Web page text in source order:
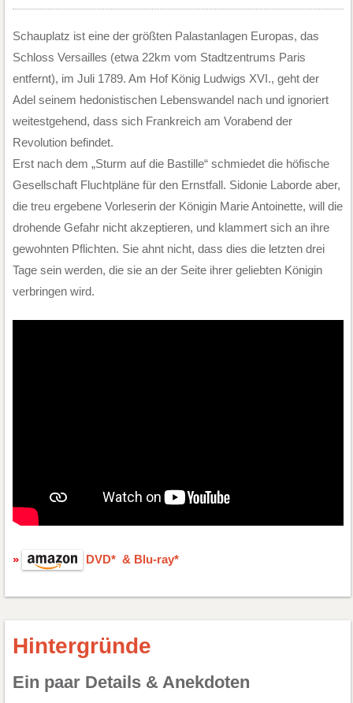
Schauplatz ist eine der größten Palastanlagen Europas, das
Schloss Versailles (etwa 22km vom Stadtzentrums Paris
entfernt), im Juli 1789. Am Hof König Ludwigs XVI., geht der
Adel seinem hedonistischen Lebenswandel nach und ignoriert
weitestgehend, dass sich Frankreich am Vorabend der
Revolution befindet.
Erst nach dem „Sturm auf die Bastille“ schmiedet die höfische
Gesellschaft Fluchtpläne für den Ernstfall. Sidonie Laborde aber,
die treu ergebene Vorleserin der Königin Marie Antoinette, will die
drohende Gefahr nicht akzeptieren, und klammert sich an ihre
gewohnten Pflichten. Sie ahnt nicht, dass dies die letzten drei
Tage sein werden, die sie an der Seite ihrer geliebten Königin
verbringen wird.
DVD* & Blu-ray*
Hintergründe
Ein paar Details & Anekdoten